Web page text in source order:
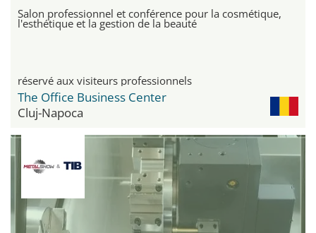
Salon professionnel et conférence pour la cosmétique,
l'esthétique et la gestion de la beauté
réservé aux visiteurs professionnels
The Office Business Center
Cluj-Napoca